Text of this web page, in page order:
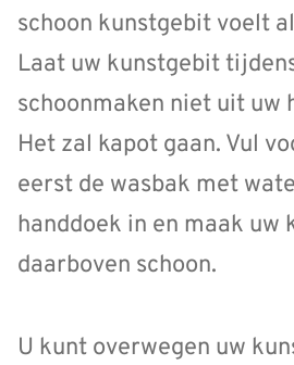
schoon kunstgebit voelt
Laat uw kunstgebit
schoonmaken niet uit uw
Het zal kapot gaan. Vul
eerst de wasbak met
handdoek in en maak uw
daarboven schoon.
U kunt overwegen uw